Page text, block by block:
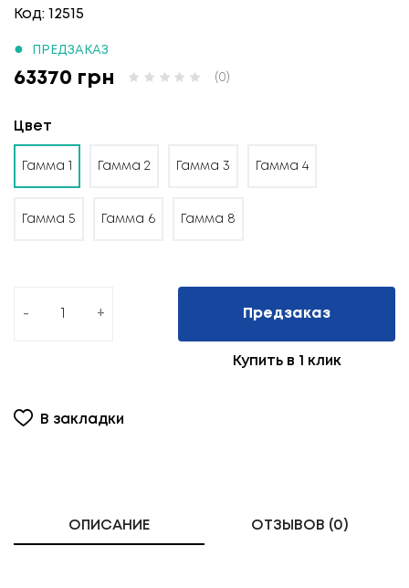
Код: 12515
● ПРЕДЗАКАЗ
63370 грн (0)
Цвет
Гамма 1 Гамма 2 Гамма 3 Гамма 4
Гамма 5 Гамма 6 Гамма 8
- + Предзаказ
Купить в 1 клик
В закладки
ОПИСАНИЕ ОТЗЫВОВ (0)